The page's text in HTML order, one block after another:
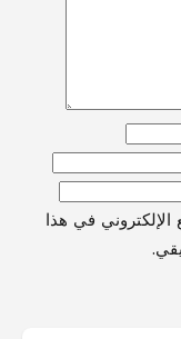
في هذا